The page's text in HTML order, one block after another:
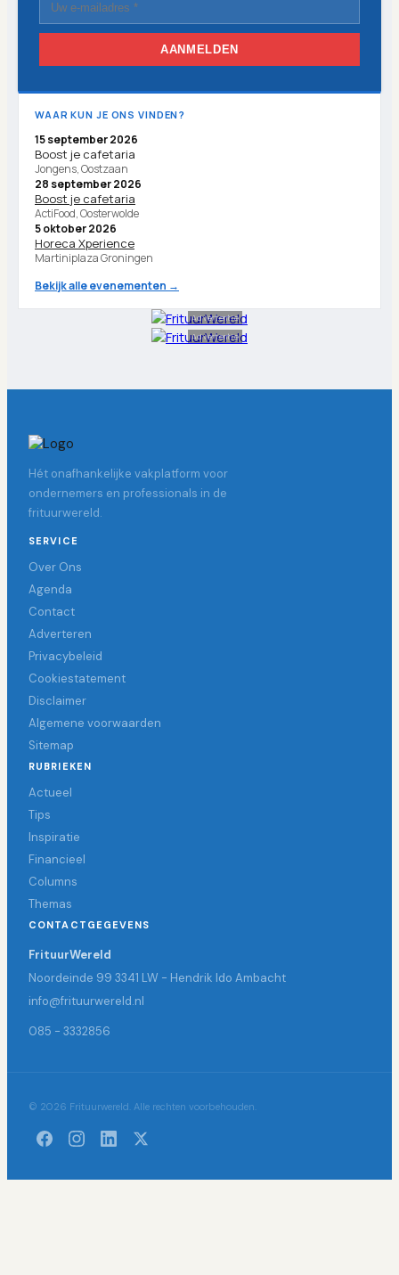
AANMELDEN
WAAR KUN JE ONS VINDEN?
15 september 2026
Boost je cafetaria
Jongens, Oostzaan
28 september 2026
Boost je cafetaria
ActiFood, Oosterwolde
5 oktober 2026
Horeca Xperience
Martiniplaza Groningen
Bekijk alle evenementen →
Advertentie
Advertentie
Hét onafhankelijke vakplatform voor
ondernemers en professionals in de
frituurwereld.
SERVICE
Over Ons
Agenda
Contact
Adverteren
Privacybeleid
Cookiestatement
Disclaimer
Algemene voorwaarden
Sitemap
RUBRIEKEN
Actueel
Tips
Inspiratie
Financieel
Columns
Themas
CONTACTGEGEVENS
FrituurWereld
Noordeinde 99 3341 LW - Hendrik Ido Ambacht
info@frituurwereld.nl
085 - 3332856
© 2026 Frituurwereld. Alle rechten voorbehouden.